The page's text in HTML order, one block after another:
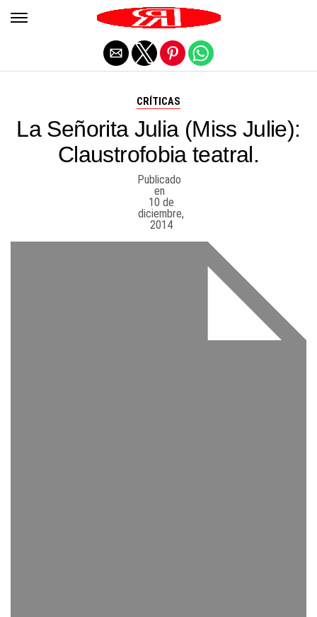
CRÍTICAS
La Señorita Julia (Miss Julie):
Claustrofobia teatral.
Publicado
en
10 de
diciembre,
2014
Salir de la versión móvil